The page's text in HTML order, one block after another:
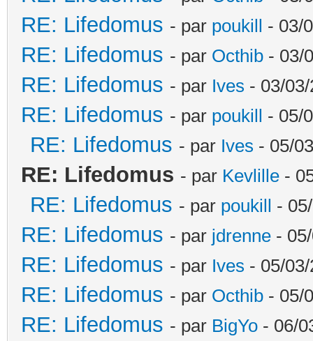
RE: Lifedomus - par poukill - 03/
RE: Lifedomus - par Octhib - 03/
RE: Lifedomus - par Ives - 03/
RE: Lifedomus - par poukill - 05/
RE: Lifedomus - par Ives - 05/
RE: Lifedomus - par Kevlille -
RE: Lifedomus - par poukill -
RE: Lifedomus - par jdrenne -
RE: Lifedomus - par Ives - 05/
RE: Lifedomus - par Octhib - 05/
RE: Lifedomus - par BigYo - 06/